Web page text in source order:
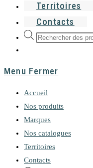
Territoires
Contacts
Recherche
Menu Fermer
Accueil
Nos produits
Marques
Nos catalogues
Territoires
Contacts